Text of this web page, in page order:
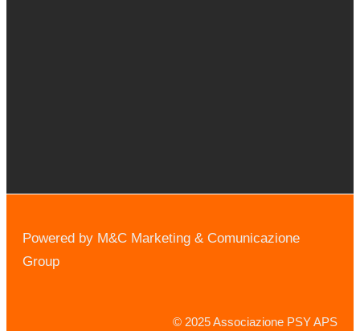
Powered by M&C Marketing & Comunicazione
Group
© 2025 Associazione PSY APS